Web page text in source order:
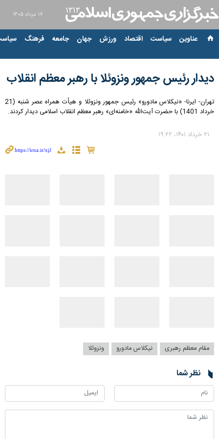
۱۷ مرداد ۱۴۰۵
عناوین‌ سیاست اقتصاد ورزش جهان جامعه فرهنگ
دیدار رئیس جمهور ونزوئلا با رهبر معظم انقلاب
تهران- ایرنا- «نیکلاس مادورو» رئیس جمهور ونزوئلا و هیأت همراه عصر شنبه (21
خرداد 1401) با حضرت آیت‌الله «خامنه‌ای» رهبر معظم انقلاب اسلامی دیدار کردند.
۲۱ خرداد ۱۴۰۱، ۱۹:۲۲
مقام معظم رهبری نیکلاس مادورو ونزوئلا
نظر شما